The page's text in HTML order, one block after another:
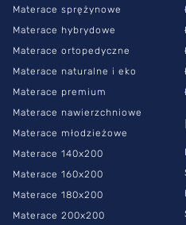
wysokości 7,5 cm każda,
zapewniają odpowiednią
na higienę korzystania z
medyczny
niweluje ryzyko
Certyfikat Oeko-
Wysoką jakość i
Comfort potwierdza certyfikat
przeprowadzonych przez
współpracujące z renomowaną
Materace sprężynowe
Materace hybrydowe
Materace ortopedyczne
Materace naturalne i eko
Materace premium
Materace nawierzchniowe
Materace młodzieżowe
Materace 140x200
Materace 160x200
Materace 180x200
Materace 200x200